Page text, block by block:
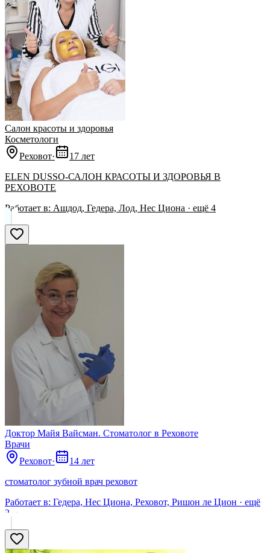
Салон красоты и здоровья
Косметологи
Реховот·
17 лет
ELEN DUSSO-САЛОН КРАСОТЫ И ЗДОРОВЬЯ В
РЕХОВОТЕ
Работает в: Ашдод, Гедера, Лод, Нес Циона · ещё 4
Доктор Майя Вайсман. Стоматолог в Реховоте
Врачи
Реховот·
14 лет
стоматолог зубной врач реховот
Работает в: Гедера, Нес Циона, Реховот, Ришон ле Цион · ещё
2